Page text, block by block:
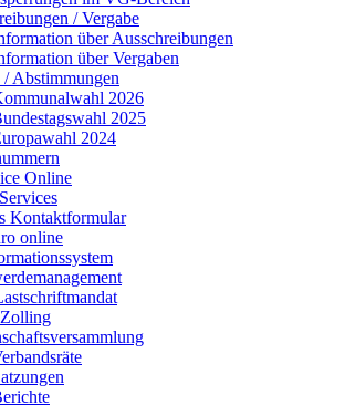
/ Vergabe
über Ausschreibungen
über Vergaben
/ Abstimmungen
2026
2025
2024
Online
Kontaktformular
online